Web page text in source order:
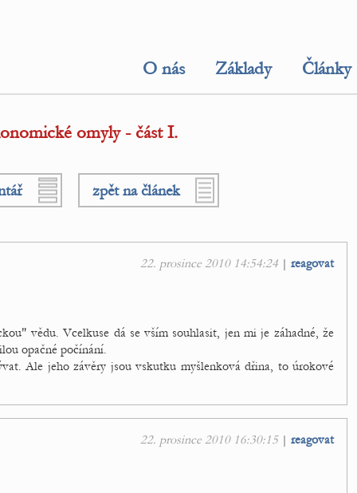
O nás Základy Články
omyly - část I.
zpět na článek
22. prosince 2010 14:54:24 | reagovat
vědu. Vcelkuse dá se vším souhlasit, jen mi je záhadné, že
opačné počínání.
Ale jeho závěry jsou vskutku myšlenková dřina, to úrokové
22. prosince 2010 16:30:15| reagovat